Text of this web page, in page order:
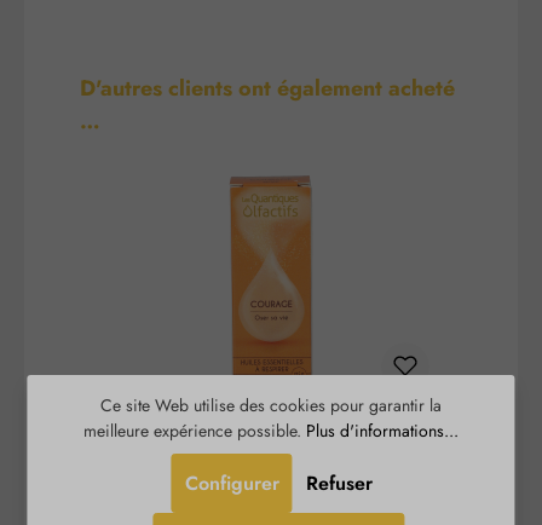
Ignorer la galerie de produits
D'autres clients ont également acheté
…
Courage - Quantiques
Olfactifs
Courage - Quantiques Olfactifs aide à concrétiser
Ce site Web utilise des cookies pour garantir la
meilleure expérience possible. Plus d'informations...
Refuser
Configurer